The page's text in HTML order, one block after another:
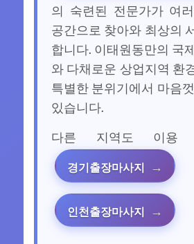
의 숙련된 전문가가 여
공간으로 찾아와 최상의
합니다. 이태원동만의 국
와 다채로운 상업지역 환
특별한 분위기에서 마음
있습니다.
다른 지역도 이용
경기출장마사지
인천출장마사지